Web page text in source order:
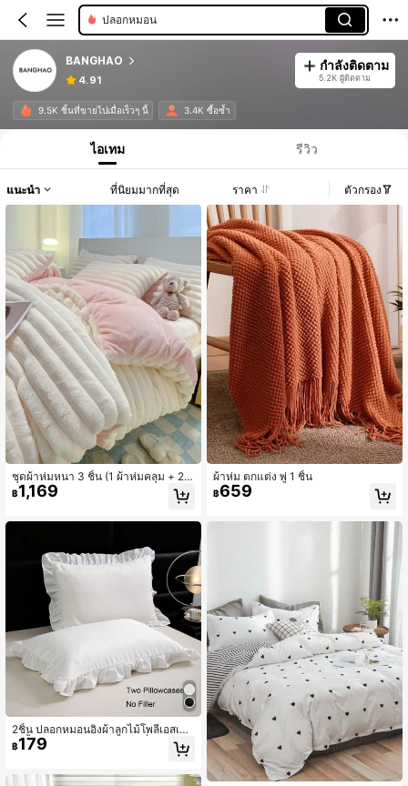
ปลอกหมอน
BANGHAO
4.91
กำลังติดตาม
5.2K ผู้ติดตาม
9.5K ชิ้นที่ขายไปเมื่อเร็วๆ นี้ 3.4K ซื้อซ้ำ
ไอเทม รีวิว
แนะนำ ที่นิยมมากที่สุด ราคา ตัวกรอง
ชุดผ้าห่มหนา 3 ชิ้น (1 ผ้าห่มคลุม + 2 ป
ลอกหมอน โดยไม่มีผ้านวมและหมอน)
฿1,169
2ชิ้น ปลอกหมอนอิงผ้าลูกไม้โพลีเอสเตอ
ร์สีพื้นสีดำ สีขาว สีเทา, ซักเครื่องได้
฿179
ผ้าห่ม ตกแต่ง พู่ 1 ชิ้น
฿659